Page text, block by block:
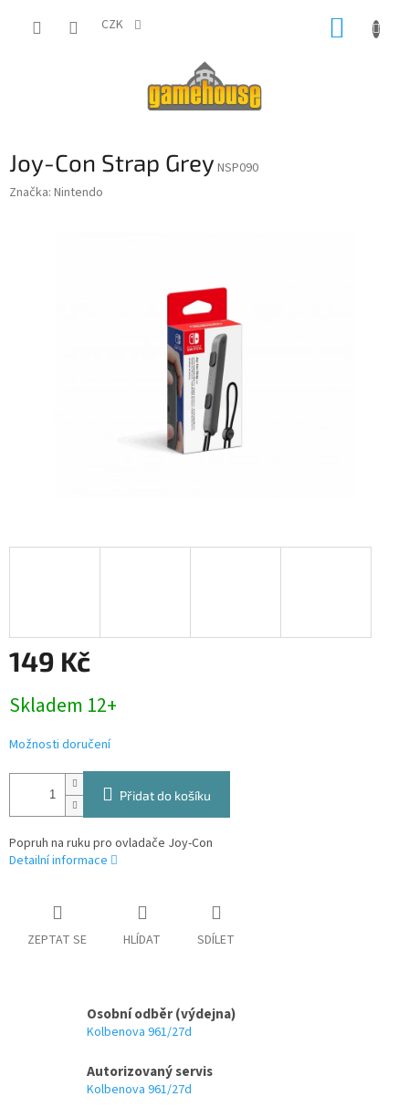
CZK
Joy-Con Strap Grey NSP090
Značka: Nintendo
149 Kč
cena:
Skladem 12+
Možnosti doručení
Přidat do košíku
Popruh na ruku pro ovladače Joy-Con
Detailní informace
ZEPTAT SE HLÍDAT SDÍLET
Osobní odběr (výdejna)
Kolbenova 961/27d
Autorizovaný servis
Kolbenova 961/27d